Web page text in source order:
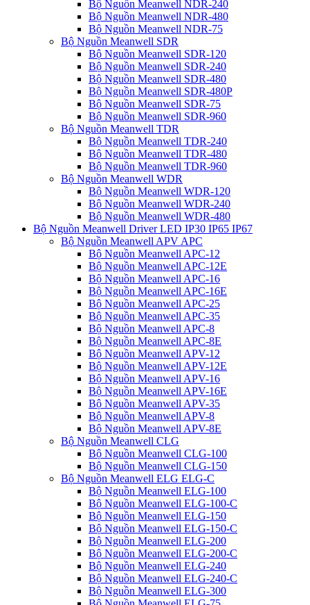
Bộ Nguồn Meanwell NDR-240
Bộ Nguồn Meanwell NDR-480
Bộ Nguồn Meanwell NDR-75
Bộ Nguồn Meanwell SDR
Bộ Nguồn Meanwell SDR-120
Bộ Nguồn Meanwell SDR-240
Bộ Nguồn Meanwell SDR-480
Bộ Nguồn Meanwell SDR-480P
Bộ Nguồn Meanwell SDR-75
Bộ Nguồn Meanwell SDR-960
Bộ Nguồn Meanwell TDR
Bộ Nguồn Meanwell TDR-240
Bộ Nguồn Meanwell TDR-480
Bộ Nguồn Meanwell TDR-960
Bộ Nguồn Meanwell WDR
Bộ Nguồn Meanwell WDR-120
Bộ Nguồn Meanwell WDR-240
Bộ Nguồn Meanwell WDR-480
Bộ Nguồn Meanwell Driver LED IP30 IP65 IP67
Bộ Nguồn Meanwell APV APC
Bộ Nguồn Meanwell APC-12
Bộ Nguồn Meanwell APC-12E
Bộ Nguồn Meanwell APC-16
Bộ Nguồn Meanwell APC-16E
Bộ Nguồn Meanwell APC-25
Bộ Nguồn Meanwell APC-35
Bộ Nguồn Meanwell APC-8
Bộ Nguồn Meanwell APC-8E
Bộ Nguồn Meanwell APV-12
Bộ Nguồn Meanwell APV-12E
Bộ Nguồn Meanwell APV-16
Bộ Nguồn Meanwell APV-16E
Bộ Nguồn Meanwell APV-35
Bộ Nguồn Meanwell APV-8
Bộ Nguồn Meanwell APV-8E
Bộ Nguồn Meanwell CLG
Bộ Nguồn Meanwell CLG-100
Bộ Nguồn Meanwell CLG-150
Bộ Nguồn Meanwell ELG ELG-C
Bộ Nguồn Meanwell ELG-100
Bộ Nguồn Meanwell ELG-100-C
Bộ Nguồn Meanwell ELG-150
Bộ Nguồn Meanwell ELG-150-C
Bộ Nguồn Meanwell ELG-200
Bộ Nguồn Meanwell ELG-200-C
Bộ Nguồn Meanwell ELG-240
Bộ Nguồn Meanwell ELG-240-C
Bộ Nguồn Meanwell ELG-300